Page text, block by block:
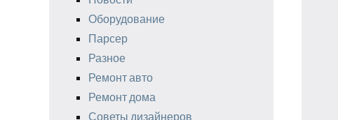
Оборудование
Парсер
Разное
Ремонт авто
Ремонт дома
Советы дизайнеров